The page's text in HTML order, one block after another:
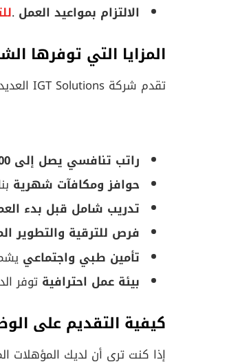
الالتزام بمواعيد العمل .
المزايا التي توفرها
تقدم شركة IGT Solutions العديد من المزايا لجذب أفضل المواهب، ومن أبرزها:
راتب تنافسي يصل إلى 25000 جنيه
حوافز ومكافآت شهرية
تدريب شامل قبل بدء
فرص للترقية والتطوير
تأمين طبي واجتماعي
بيئة عمل احترافية توفر
كيفية التقديم على